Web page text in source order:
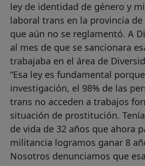
ley de identidad de género y
laboral trans en la provincia de
que aún no se reglamentó. A
al mes de que se sancionara
trabajaba en el área de
“Esa ley es fundamental
investigación, el 98% de las
trans no acceden a trabajos
situación de prostitución.
de vida de 32 años que ahora
militancia logramos ganar 8
Nosotros denunciamos que